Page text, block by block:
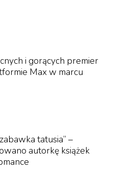
trwającego 9,5
w 1985 roku
Paryżu 40 lat temu. Dla
Lanzmann w tym roku
w latach 1974-1981
i gorących premier
Max w marcu
tatusia” –
autorkę książek